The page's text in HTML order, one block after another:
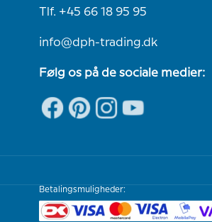
Tlf. +45 66 18 95 95
info@dph-trading.dk
Følg os på de sociale medier:
Betalingsmuligheder: